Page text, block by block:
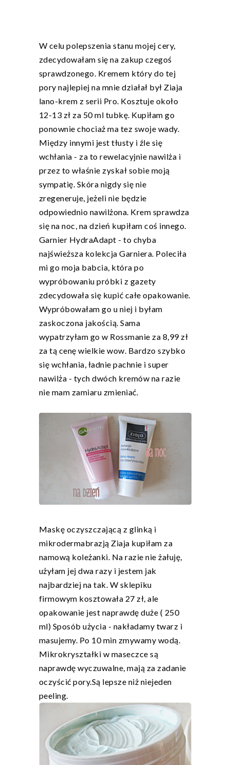
W celu polepszenia stanu mojej cery,
zdecydowałam się na zakup czegoś
sprawdzonego. Kremem który do tej
pory najlepiej na mnie działał był Ziaja
lano-krem z serii Pro. Kosztuje około
12-13 zł za 50 ml tubkę. Kupiłam go
ponownie chociaż ma tez swoje wady.
Między innymi jest tłusty i źle się
wchłania - za to rewelacyjnie nawilża i
przez to właśnie zyskał sobie moją
sympatię. Skóra nigdy się nie
zregeneruje, jeżeli nie będzie
odpowiednio nawilżona. Krem sprawdza
się na noc, na dzień kupiłam coś innego.
Garnier HydraAdapt - to chyba
najświeższa kolekcja Garniera. Poleciła
mi go moja babcia, która po
wypróbowaniu próbki z gazety
zdecydowała się kupić całe opakowanie.
Wypróbowałam go u niej i byłam
zaskoczona jakością. Sama
wypatrzyłam go w Rossmanie za 8,99 zł
za tą cenę wielkie wow. Bardzo szybko
się wchłania, ładnie pachnie i super
nawilża - tych dwóch kremów na razie
nie mam zamiaru zmieniać.
Maskę oczyszczającą z glinką i
mikrodermabrazją Ziaja kupiłam za
namową koleżanki. Na razie nie żałuję,
użyłam jej dwa razy i jestem jak
najbardziej na tak. W sklepiku
firmowym kosztowała 27 zł, ale
opakowanie jest naprawdę duże ( 250
ml) Sposób użycia - nakładamy twarz i
masujemy. Po 10 min zmywamy wodą.
Mikrokryształki w maseczce są
naprawdę wyczuwalne, mają za zadanie
oczyścić pory.Są lepsze niż niejeden
peeling.